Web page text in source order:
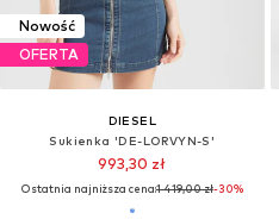
Nowość
OFERTA
DIESEL
Sukienka 'DE-LORVYN-S'
993,30 zł
Ostatnia najniższa cena:1 419,00 zł-30%